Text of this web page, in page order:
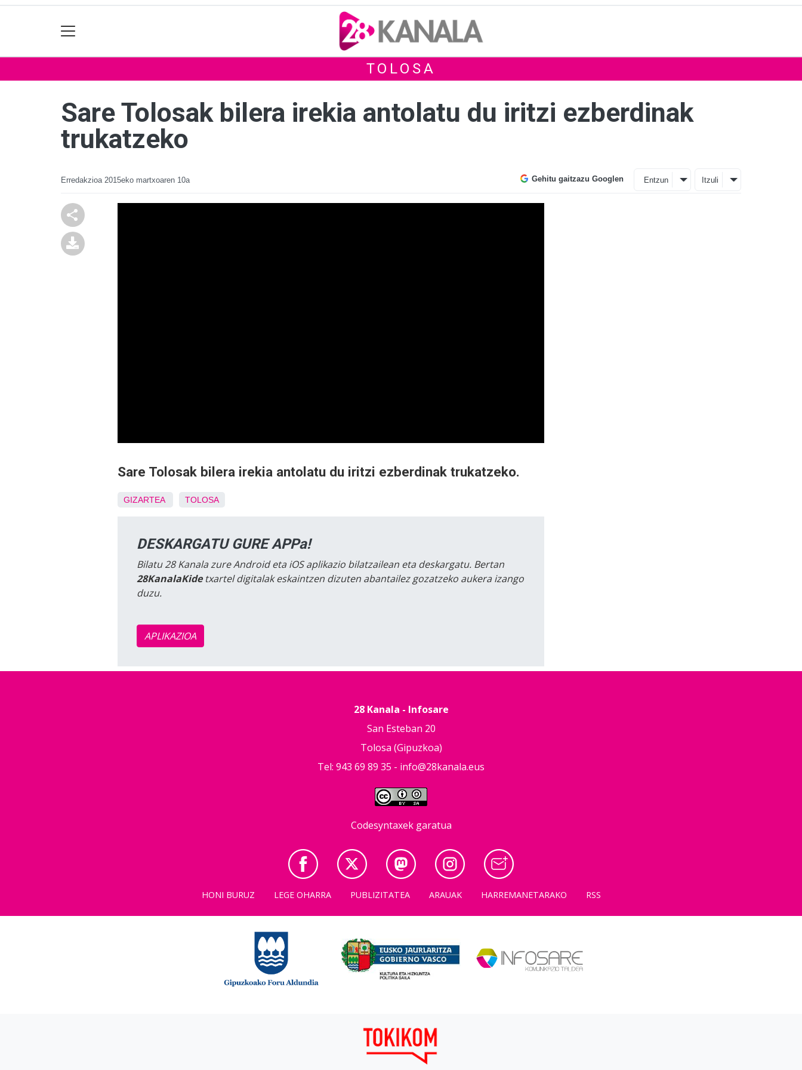
TOLOSA
Sare Tolosak bilera irekia antolatu du iritzi ezberdinak
trukatzeko
Erredakzioa 2015eko martxoaren 10a Gehitu gaitzazu Googlen Entzun Itzuli
Sare Tolosak bilera irekia antolatu du iritzi ezberdinak trukatzeko.
GIZARTEA TOLOSA
DESKARGATU GURE APPa!
Bilatu 28 Kanala zure Android eta iOS aplikazio bilatzailean eta deskargatu. Bertan
28KanalaKidetxartel digitalak eskaintzen dizuten abantailez gozatzeko aukera izango
duzu.
APLIKAZIOA
28 Kanala - Infosare
San Esteban 20
Tolosa (Gipuzkoa)
Tel: 943 69 89 35 - info@28kanala.eus
Codesyntaxek garatua
HONI BURUZ LEGE OHARRA PUBLIZITATEA ARAUAK HARREMANETARAKO RSS